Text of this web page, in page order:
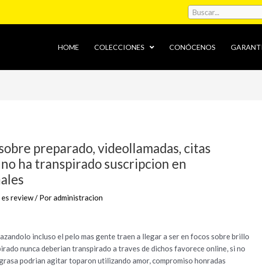
HOME COLECCIONES CONÓCENOS
preparado, videollamadas, citas
ha transpirado suscripcion en
review/ Poradministracion
incluso el pelo mas gente traen a llegar a ser en focos sobre brillo
nunca deberian transpirado a traves de dichos favorece online, si no
podri­an agitar toparon utilizando amor, compromiso honradas